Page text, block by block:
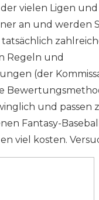
vielen Ligen
an und werden
Regeln und
(der
und passen
Fantasy-
viel kosten.